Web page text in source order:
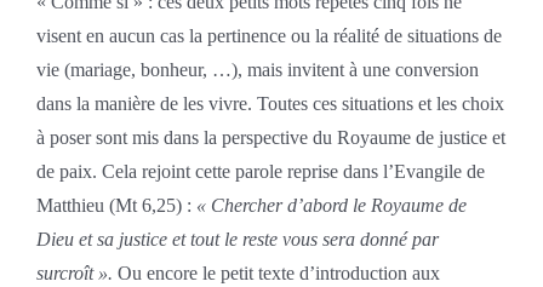
visent en aucun cas la pertinence ou la réalité de situations de
vie (mariage, bonheur, …), mais invitent à une conversion
dans la manière de les vivre. Toutes ces situations et les choix
à poser sont mis dans la perspective du Royaume de justice et
de paix. Cela rejoint cette parole reprise dans l’Evangile de
Matthieu (Mt 6,25) : « Chercher d’abord le Royaume de
Dieu et sa justice et tout le reste vous sera donné par
surcroît ». Ou encore le petit texte d’introduction aux